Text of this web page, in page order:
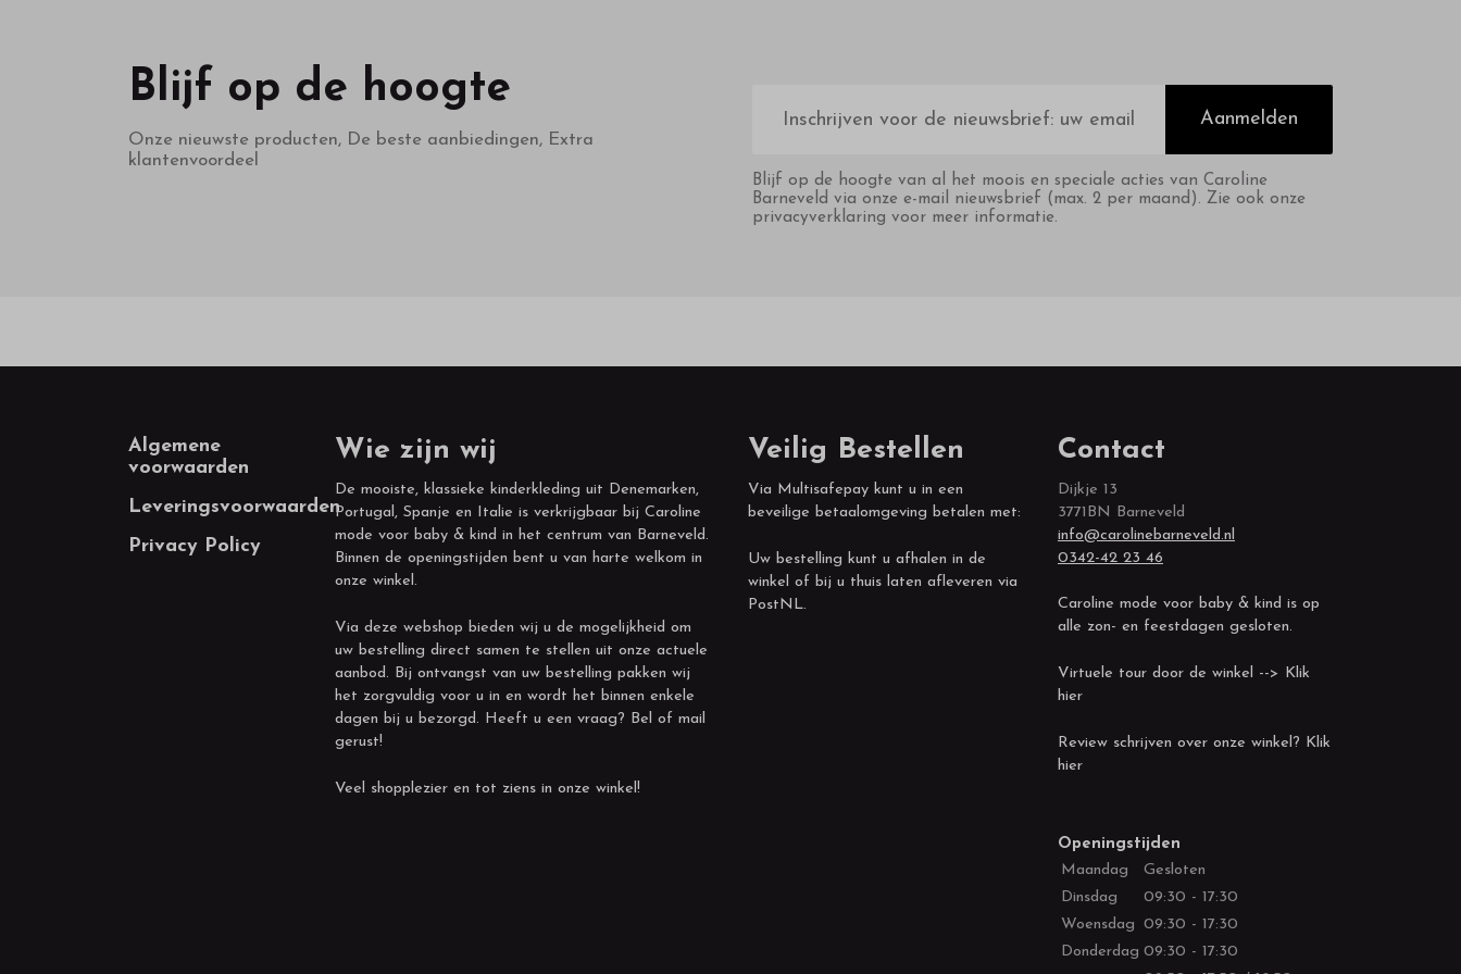
Blijf op de hoogte
Onze nieuwste producten, De beste aanbiedingen, Extra
klantenvoordeel
mailadres
Aanmelden
Blijf op de hoogte van al het moois en speciale acties van Caroline
Barneveld via onze e-mail nieuwsbrief (max. 2 per maand). Zie ook onze
privacyverklaring voor meer informatie.
Footer
Algemene
voorwaarden
Leveringsvoorwaarden
Privacy Policy
Wie zijn wij
De mooiste, klassieke kinderkleding uit Denemarken,
Portugal, Spanje en Italie is verkrijgbaar bij Caroline
mode voor baby & kind in het centrum van Barneveld.
Binnen de openingstijden bent u van harte welkom in
onze winkel.
Via deze webshop bieden wij u de mogelijkheid om
uw bestelling direct samen te stellen uit onze actuele
aanbod. Bij ontvangst van uw bestelling pakken wij
het zorgvuldig voor u in en wordt het binnen enkele
dagen bij u bezorgd. Heeft u een vraag? Bel of mail
gerust!
Veel shopplezier en tot ziens in onze winkel!
Veilig Bestellen
Via Multisafepay kunt u in een
beveilige betaalomgeving betalen met:
Uw bestelling kunt u afhalen in de
winkel of bij u thuis laten afleveren via
PostNL.
Contact
Dijkje 13
3771BN Barneveld
info@carolinebarneveld.nl
0342-42 23 46
Caroline mode voor baby & kind is op
alle zon- en feestdagen gesloten.
Virtuele tour door de winkel --> Klik
hier
Review schrijven over onze winkel? Klik
hier
Openingstijden
Maandag
Gesloten
Dinsdag
09:30 - 17:30
Woensdag 09:30 - 17:30
Donderdag 09:30 - 17:30